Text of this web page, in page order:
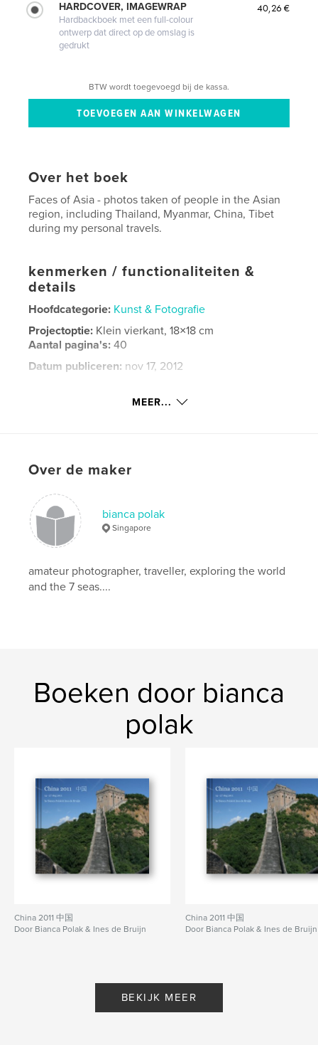
HARDCOVER, IMAGEWRAP
Hardbackboek met een full-colour
ontwerp dat direct op de omslag is
gedrukt
40,26 €
BTW wordt toegevoegd bij de kassa.
Over het boek
Faces of Asia - photos taken of people in the Asian
region, including Thailand, Myanmar, China, Tibet
during my personal travels.
kenmerken / functionaliteiten &
details
Hoofdcategorie: Kunst & Fotografie
Projectoptie: Klein vierkant, 18×18 cm
Aantal pagina's:40
Datum publiceren: nov 17, 2012
MEER...
Over de maker
bianca polak
Singapore
amateur photographer, traveller, exploring the world
and the 7 seas....
Boeken door bianca
polak
China 2011 中国
Door Bianca Polak & Ines de Bruijn
China 2011 中国
Door Bianca Polak & Ines de Bruijn
BEKIJK MEER